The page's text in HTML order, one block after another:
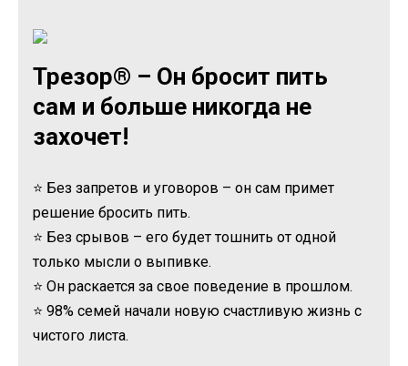
Трезор® – Он бросит пить
сам и больше никогда не
захочет!
⭐ Без запретов и уговоров – он сам примет
решение бросить пить.
⭐ Без срывов – его будет тошнить от одной
только мысли о выпивке.
⭐ Он раскается за свое поведение в прошлом.
⭐ 98% семей начали новую счастливую жизнь с
чистого листа.